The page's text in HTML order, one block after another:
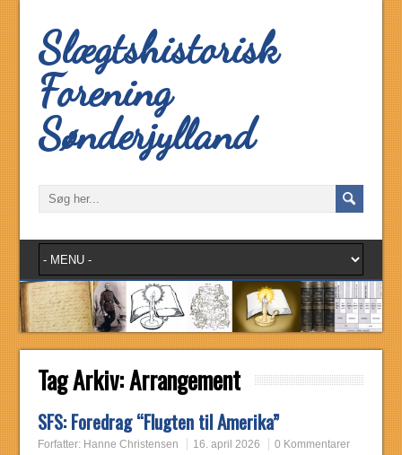
Slægtshistorisk
Forening
Sønderjylland
Tag Arkiv:Arrangement
SFS: Foredrag “Flugten til Amerika”
Forfatter: Hanne Christensen 16. april 2026 0 Kommentarer